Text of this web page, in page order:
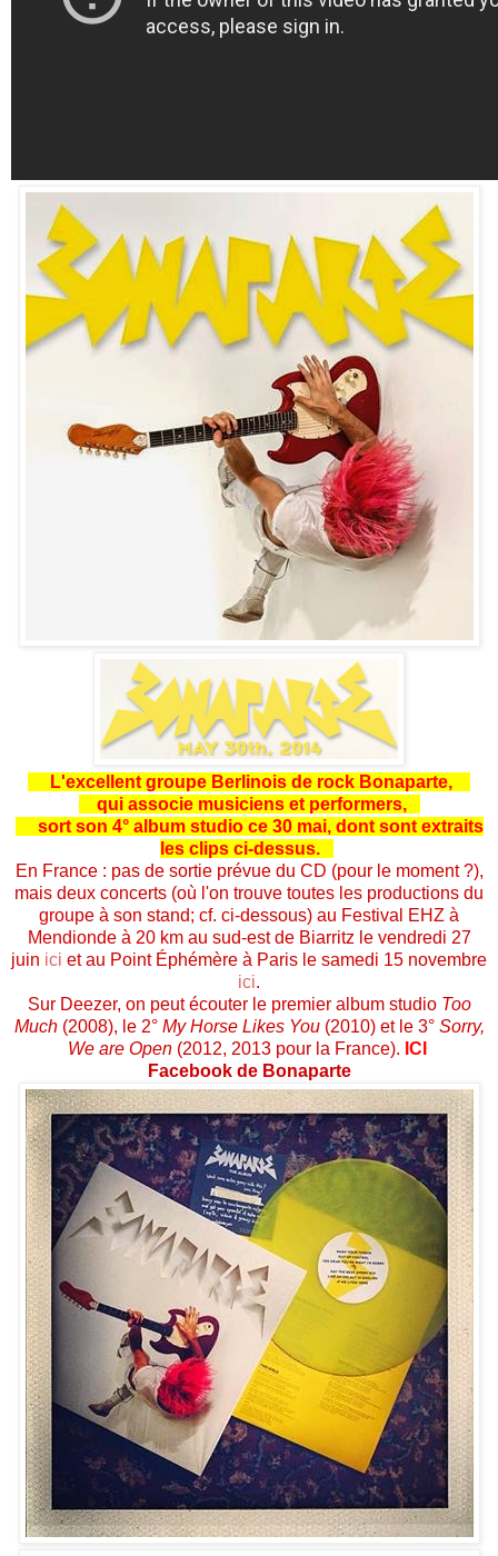
L'excellent groupe Berlinois de rock Bonaparte,
qui associe musiciens et performers,
sort son 4° album studio ce 30 mai, dont sont extraits
les clips ci-dessus.
En France : pas de sortie prévue du CD (pour le moment ?),
mais deux concerts (où l'on trouve toutes les productions du
groupe à son stand; cf. ci-dessous) au Festival EHZ à
Mendionde à 20 km au sud-est de Biarritz le vendredi 27
juin ici et au Point Éphémère à Paris le samedi 15 novembre
ici.
Sur Deezer, on peut écouter le premier album studio Too
Much(2008), le 2° My Horse Likes You(2010) et le 3° Sorry,
We are Open(2012, 2013 pour la France). ICI
Facebook de Bonaparte